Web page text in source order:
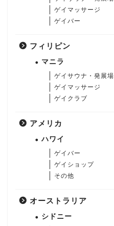
ゲイマッサージ
ゲイバー
フィリピン
マニラ
ゲイサウナ・発展場
ゲイマッサージ
ゲイクラブ
アメリカ
ハワイ
ゲイバー
ゲイショップ
その他
オーストラリア
シドニー